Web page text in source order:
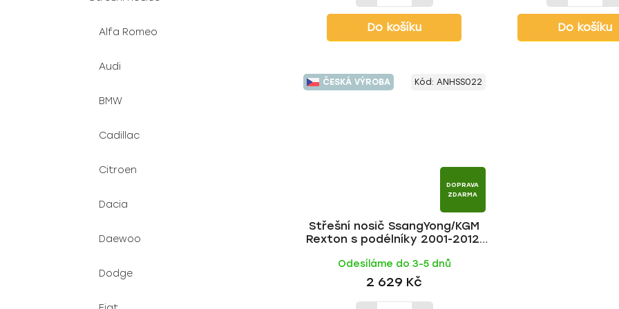
Alfa Romeo
Audi
BMW
Cadillac
Citroen
Dacia
Daewoo
Dodge
Do košíku Do košíku
ČESKÁ VÝROBA
DOPRAVA
ZDARMA
Střešní nosič SsangYong/KGM
Rexton s podélníky 2001-2012,
Odesíláme do 3-5 dnů
2 629 Kč
Kód: ANHSS022